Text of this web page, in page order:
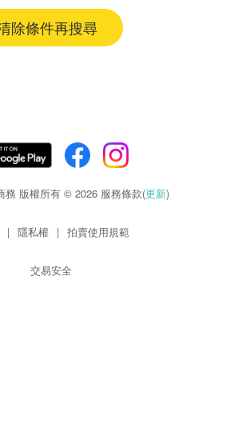
除條件再搜尋
務 版權所有 © 2026 服務條款(更新)
| 隱私權 | 拍賣使用規範
交易安全